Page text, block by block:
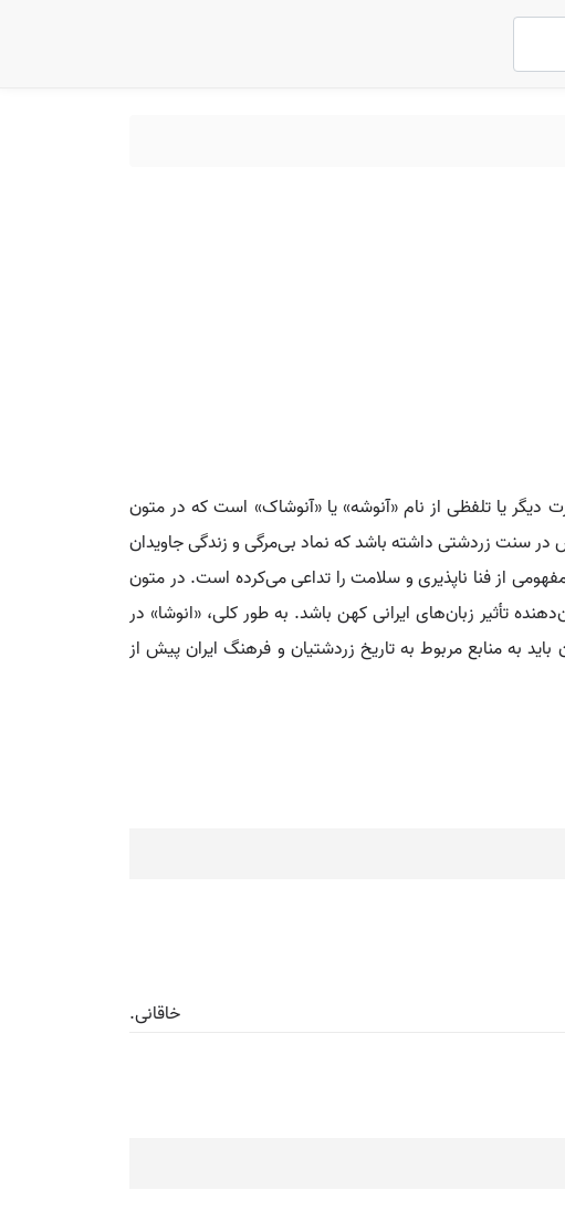
دیگر یا تلفظی از نام «آنوشه» یا «آنوشاک» است که در متون
سنت زردشتی داشته باشد که نماد بی‌مرگی و زندگی جاویدان
از فنا ناپذیری و سلامت را تداعی می‌کرده است. در متون
تأثیر زبان‌های ایرانی کهن باشد. به طور کلی، «انوشا» در
به منابع مربوط به تاریخ زردشتیان و فرهنگ ایران پیش از
خاقانی.